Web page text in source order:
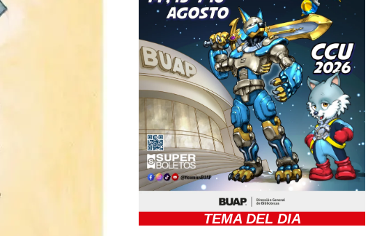
TEMA DEL DIA